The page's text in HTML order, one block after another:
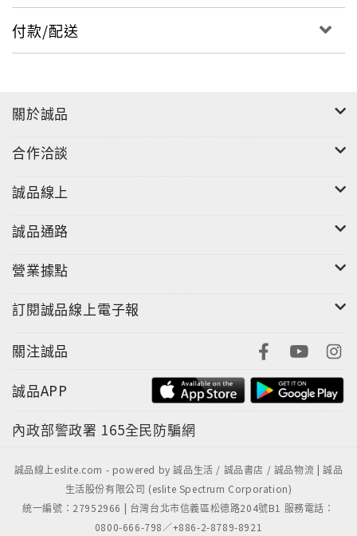
付款/配送
關於誠品
合作洽談
誠品線上
誠品通路
營業據點
訂閱誠品線上電子報
關注誠品
誠品APP
內政部警政署 165全民防騙網
誠品線上eslite.com - powered by 誠品生活 / 誠品書店 / 誠品物流 | 誠品
生活股份有限公司 (eslite Spectrum Corporation)
統一編號：27952966 | 台灣台北市信義區松德路204號B1 服務電話：
0800-666-798／+886-2-8789-8921